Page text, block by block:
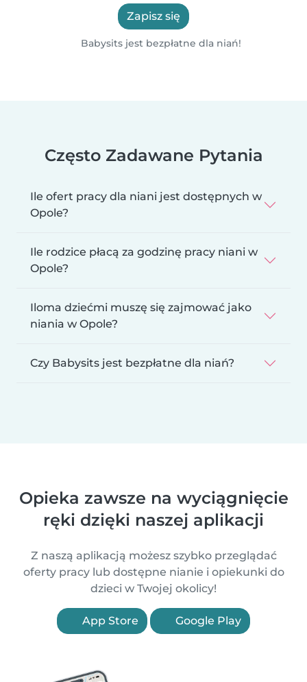
Zapisz się
Babysits jest bezpłatne dla niań!
Często Zadawane Pytania
Ile ofert pracy dla niani jest dostępnych w
Opole?
Ile rodzice płacą za godzinę pracy niani w
Opole?
Iloma dziećmi muszę się zajmować jako
niania w Opole?
Czy Babysits jest bezpłatne dla niań?
Opieka zawsze na wyciągnięcie
ręki dzięki naszej aplikacji
Z naszą aplikacją możesz szybko przeglądać
oferty pracy lub dostępne nianie i opiekunki do
dzieci w Twojej okolicy!
App Store Google Play